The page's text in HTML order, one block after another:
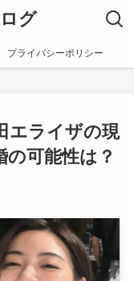
グ
プライバシーポリシー
エライザの現
の可能性は？